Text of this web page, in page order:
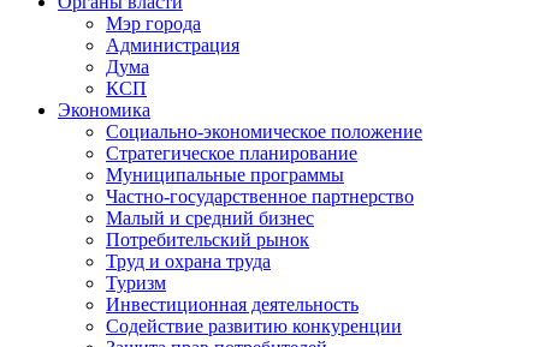
Мэр города
Администрация
Дума
КСП
Экономика
Социально-экономическое положение
Стратегическое планирование
Муниципальные программы
Частно-государственное партнерство
Малый и средний бизнес
Потребительский рынок
Труд и охрана труда
Туризм
Инвестиционная деятельность
Содействие развитию конкуренции